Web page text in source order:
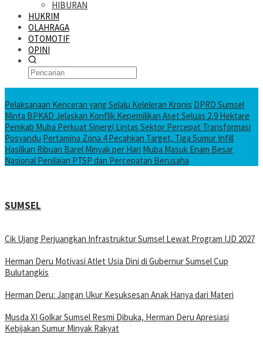
HIBURAN
HUKRIM
OLAHRAGA
OTOMOTIF
OPINI
Pelaksanaan Kenceran yang Selalu Keleleran Kronis DPRD Sumsel
Minta BPKAD Jelaskan Konflik Kepemilikan Aset Seluas 2,9 Hektare
Pemkab Muba Perkuat Sinergi Lintas Sektor Percepat Transformasi
Posyandu Pertamina Zona 4 Pecahkan Target, Tiga Sumur Infill
Hasilkan Ribuan Barel Minyak per Hari Muba Masuk Enam Besar
Nasional Penilaian PTSP dan Percepatan Berusaha
SUMSEL
Cik Ujang Perjuangkan Infrastruktur Sumsel Lewat Program IJD 2027
Herman Deru Motivasi Atlet Usia Dini di Gubernur Sumsel Cup
Bulutangkis
Herman Deru: Jangan Ukur Kesuksesan Anak Hanya dari Materi
Musda XI Golkar Sumsel Resmi Dibuka, Herman Deru Apresiasi
Kebijakan Sumur Minyak Rakyat